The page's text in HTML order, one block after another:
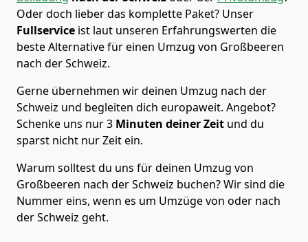
Oder doch lieber das komplette Paket? Unser
Fullservice ist laut unseren Erfahrungswerten die
beste Alternative für einen Umzug von Großbeeren
nach der Schweiz.
Gerne übernehmen wir deinen Umzug nach der
Schweiz und begleiten dich europaweit. Angebot?
Schenke uns nur3 Minuten deiner Zeit und du
sparst nicht nur Zeit ein.
Warum solltest du uns für deinen Umzug von
Großbeeren nach der Schweiz buchen? Wir sind die
Nummer eins, wenn es um Umzüge von oder nach
der Schweiz geht.